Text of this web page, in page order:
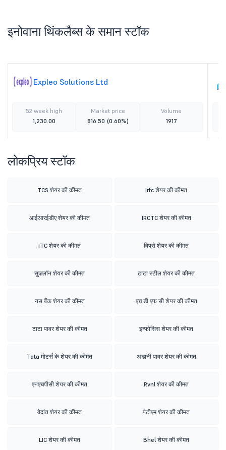
इनोवाना थिंकलैब्स के समान स्टॉक
Expleo Solutions Ltd
52 week high
1,230.00
Market price
816.50 (0.60%)
Volume
1917
लोकप्रिय स्टॉक
TCS शेयर की कीमत Irfc शेयर की कीमत
आईआरईडीए शेयर की कीमत IRCTC शेयर की कीमत
ITC शेयर की कीमत विप्रो शेयर की कीमत
सुज़लॉन शेयर की कीमत टाटा स्टील शेयर की कीमत
यस बैंक शेयर की कीमत एच डी एफ सी शेयर की कीमत
टाटा पावर शेयर की कीमत इन्फोसिस शेयर की कीमत
Tata मोटर्स के शेयर की कीमत अडानी पावर शेयर की कीमत
एनएचपीसी शेयर की कीमत Rvnl शेयर की कीमत
वेदांत शेयर की कीमत पेटीएम शेयर की कीमत
LIC शेयर की कीमत Bhel शेयर की कीमत